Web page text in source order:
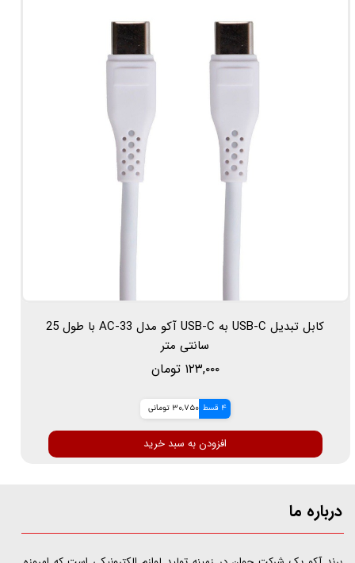
کابل تبدیل USB-C به USB-C آکو مدل AC-33 با طول 25
سانتی متر
۱۲۳,۰۰۰ تومان
4 قسط 30,750 تومانی
افزودن به سبد خرید
درباره ما